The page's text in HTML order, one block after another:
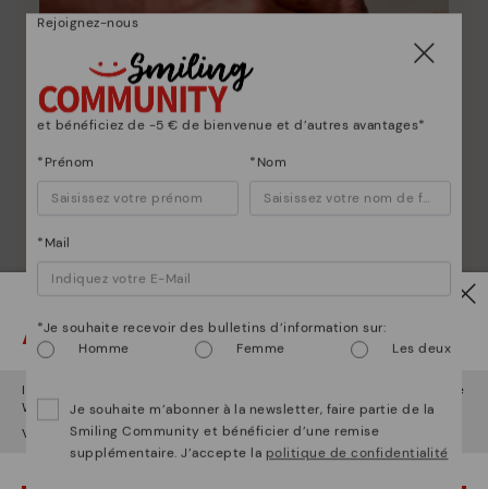
La nature de Pikolinos
Découvrez suite
Depuis 1984, nous nous efforçons de rendre chaque
chaussure unique.
Attention !
Il semble que vous êtes en
et vous allez accéder au site
Web deFrance.
Voulez-vous aller sur le site Web deÉtats-Unis ?
Rejoignez-nous
et bénéficiez de -5 € de bienvenue et d’autres avantages*
*Prénom *Nom
*Mail
*Je souhaite recevoir des bulletins d’information sur:
Homme
Femme Les deux
Je souhaite m’abonner à la newsletter, faire partie de la
Smiling Community et bénéficier d’une remise
supplémentaire. J’accepte la politique de confidentialité